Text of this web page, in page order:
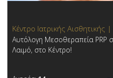
Κέντρο Ιατρικής Αισθητικής
Αυτόλογη Μεσοθεραπεία
Λαιμό, στο Κέντρο!